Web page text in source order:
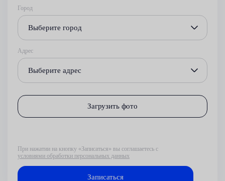
Город
Выберите город
Адрес
Выберите адрес
Загрузить фото
При нажатии на кнопку «Записаться» вы соглашаетесь с
условиями обработки персональных данных